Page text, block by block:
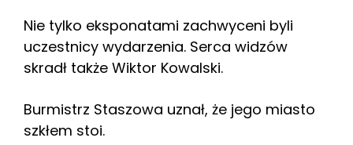
Nie tylko eksponatami zachwyceni byli
uczestnicy wydarzenia. Serca widzów
skradł także Wiktor Kowalski.
Burmistrz Staszowa uznał, że jego miasto
szkłem stoi.